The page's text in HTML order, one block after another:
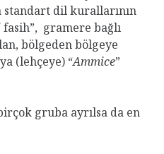
standart dil kurallarının
gramere bağlı
bölgeden bölgeye
(lehçeye) “Ammice”
gruba ayrılsa da en